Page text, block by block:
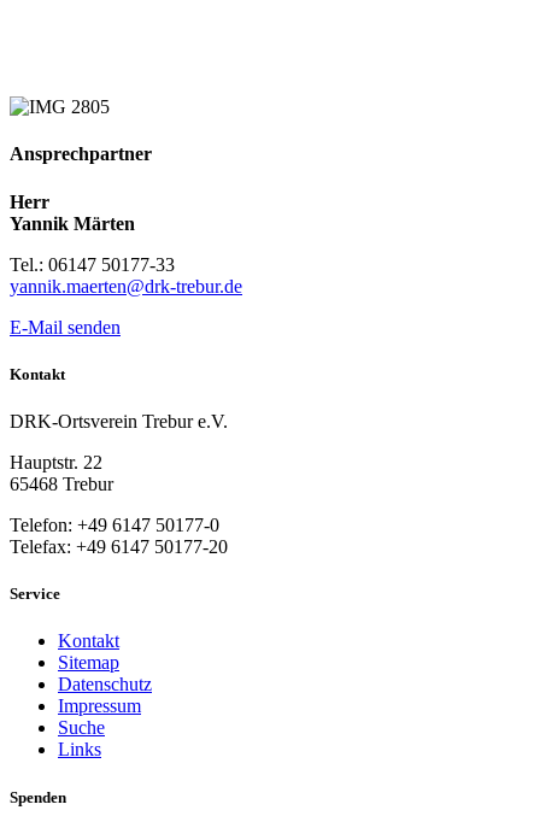
Ansprechpartner
Herr
Yannik Märten
Tel.: 06147 50177-33
yannik.maerten@drk-trebur.de
E-Mail senden
Kontakt
DRK-Ortsverein Trebur e.V.
Hauptstr. 22
65468 Trebur
Telefon: +49 6147 50177-0
Telefax: +49 6147 50177-20
Service
Kontakt
Sitemap
Datenschutz
Impressum
Suche
Links
Spenden